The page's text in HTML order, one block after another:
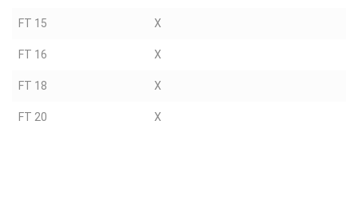
FT 15 X
FT 16 X
FT 18 X
FT 20 X